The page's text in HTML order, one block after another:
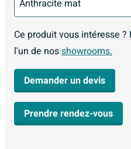
Ce produit vous intéresse
l'un de nosshowrooms.
Demander un devis
Prendre rendez-vous